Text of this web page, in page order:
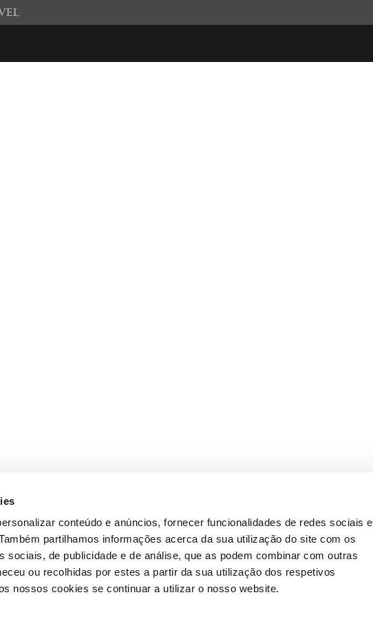
conteúdo e anúncios, fornecer funcionalidades de redes sociais e
partilhamos informações acerca da sua utilização do site com os
sociais, de publicidade e de análise, que as podem combinar com outras
ou recolhidas por estes a partir da sua utilização dos respetivos
nossos cookies se continuar a utilizar o nosso website.